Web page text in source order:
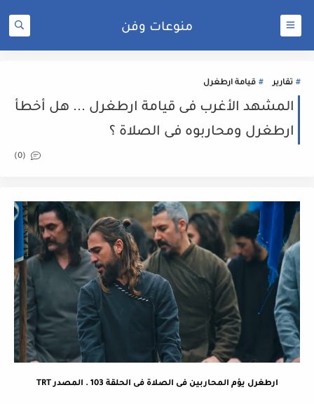
منوعات وفن
تقارير قيامة ارطغرل
المشهد الأغرب فى قيامة ارطغرل ... هل أخطأ
ارطغرل ومحاربوه فى الصلاة ؟
(0)
ارطغرل يؤم المحاربين فى الصلاة فى الحلقة 103 . المصدر TRT